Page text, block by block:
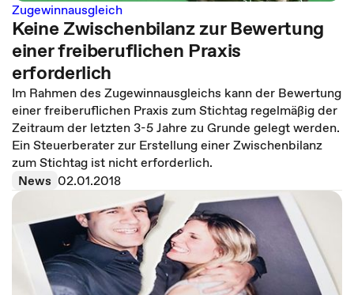
Zugewinnausgleich
Keine Zwischenbilanz zur Bewertung
einer freiberuflichen Praxis
erforderlich
Im Rahmen des Zugewinnausgleichs kann der Bewertung
einer freiberuflichen Praxis zum Stichtag regelmäßig der
Zeitraum der letzten 3-5 Jahre zu Grunde gelegt werden.
Ein Steuerberater zur Erstellung einer Zwischenbilanz
zum Stichtag ist nicht erforderlich.
News 02.01.2018